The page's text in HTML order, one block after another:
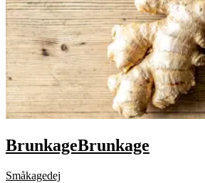
BrunkageBrunkage
Småkagedej